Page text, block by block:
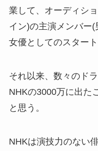
業して、オーディシ
イン)の主演メンバー
女優としてのスタート
それ以来、数々のド
NHKの3000万に出た
と思う。
NHKは演技力のない